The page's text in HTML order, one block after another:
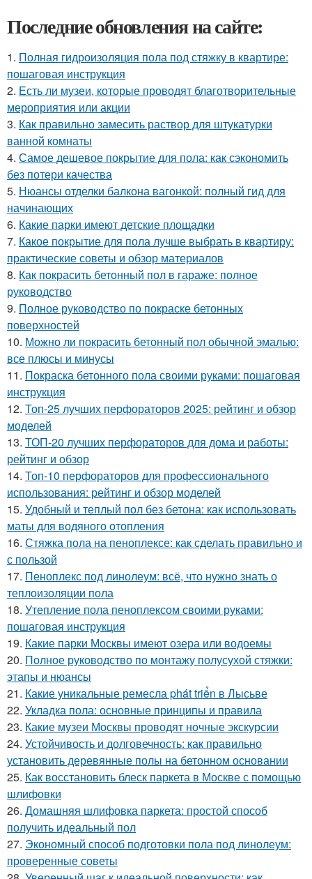
Последние обновления на сайте:
1. Полная гидроизоляция пола под стяжку в квартире:
пошаговая инструкция
2. Есть ли музеи, которые проводят благотворительные
мероприятия или акции
3. Как правильно замесить раствор для штукатурки
ванной комнаты
4. Самое дешевое покрытие для пола: как сэкономить
без потери качества
5. Нюансы отделки балкона вагонкой: полный гид для
начинающих
6. Какие парки имеют детские площадки
7. Какое покрытие для пола лучше выбрать в квартиру:
практические советы и обзор материалов
8. Как покрасить бетонный пол в гараже: полное
руководство
9. Полное руководство по покраске бетонных
поверхностей
10. Можно ли покрасить бетонный пол обычной эмалью:
все плюсы и минусы
11. Покраска бетонного пола своими руками: пошаговая
инструкция
12. Топ-25 лучших перфораторов 2025: рейтинг и обзор
моделей
13. ТОП-20 лучших перфораторов для дома и работы:
рейтинг и обзор
14. Топ-10 перфораторов для профессионального
использования: рейтинг и обзор моделей
15. Удобный и теплый пол без бетона: как использовать
маты для водяного отопления
16. Стяжка пола на пеноплексе: как сделать правильно и
с пользой
17. Пеноплекс под линолеум: всё, что нужно знать о
теплоизоляции пола
18. Утепление пола пеноплексом своими руками:
пошаговая инструкция
19. Какие парки Москвы имеют озера или водоемы
20. Полное руководство по монтажу полусухой стяжки:
этапы и нюансы
21. Какие уникальные ремесла phát triển в Лысьве
22. Укладка пола: основные принципы и правила
23. Какие музеи Москвы проводят ночные экскурсии
24. Устойчивость и долговечность: как правильно
установить деревянные полы на бетонном основании
25. Как восстановить блеск паркета в Москве с помощью
шлифовки
26. Домашняя шлифовка паркета: простой способ
получить идеальный пол
27. Экономный способ подготовки пола под линолеум:
проверенные советы